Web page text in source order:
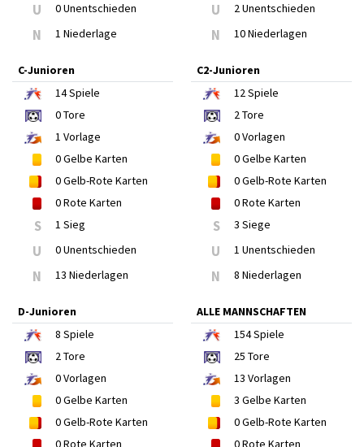
U 0 Unentschieden
N 1 Niederlage
U 2 Unentschieden
N 10 Niederlagen
C-Junioren
14Spiele
0Tore
1 Vorlage
0Gelbe Karten
0Gelb-Rote Karten
0Rote Karten
S 1 Sieg
U 0 Unentschieden
N 13 Niederlagen
C2-Junioren
12Spiele
2Tore
0Vorlagen
0Gelbe Karten
0Gelb-Rote Karten
0Rote Karten
S 3 Siege
U 1 Unentschieden
N 8 Niederlagen
D-Junioren
8 Spiele
2Tore
0Vorlagen
0Gelbe Karten
0Gelb-Rote Karten
0Rote Karten
ALLE MANNSCHAFTEN
154Spiele
25 Tore
13 Vorlagen
3 Gelbe Karten
0Gelb-Rote Karten
0Rote Karten